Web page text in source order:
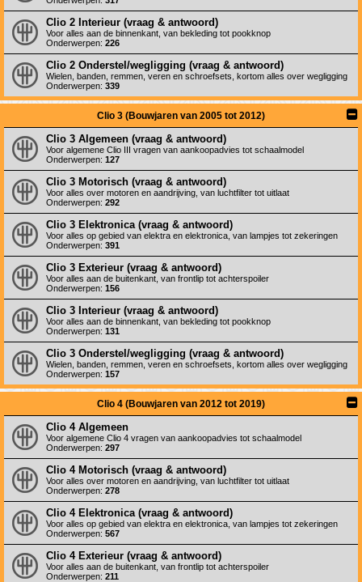
Clio 2 Interieur (vraag & antwoord)
Voor alles aan de binnenkant, van bekleding tot pookknop
Onderwerpen: 226
Clio 2 Onderstel/wegligging (vraag & antwoord)
Wielen, banden, remmen, veren en schroefsets, kortom alles over wegligging
Onderwerpen: 339
Clio 3 (Bouwjaren van 2005 tot 2012)
Clio 3 Algemeen (vraag & antwoord)
Voor algemene Clio III vragen van aankoopadvies tot schaalmodel
Onderwerpen: 127
Clio 3 Motorisch (vraag & antwoord)
Voor alles over motoren en aandrijving, van luchtfilter tot uitlaat
Onderwerpen: 292
Clio 3 Elektronica (vraag & antwoord)
Voor alles op gebied van elektra en elektronica, van lampjes tot zekeringen
Onderwerpen: 391
Clio 3 Exterieur (vraag & antwoord)
Voor alles aan de buitenkant, van frontlip tot achterspoiler
Onderwerpen: 156
Clio 3 Interieur (vraag & antwoord)
Voor alles aan de binnenkant, van bekleding tot pookknop
Onderwerpen: 131
Clio 3 Onderstel/wegligging (vraag & antwoord)
Wielen, banden, remmen, veren en schroefsets, kortom alles over wegligging
Onderwerpen: 157
Clio 4 (Bouwjaren van 2012 tot 2019)
Clio 4 Algemeen
Voor algemene Clio 4 vragen van aankoopadvies tot schaalmodel
Onderwerpen: 297
Clio 4 Motorisch (vraag & antwoord)
Voor alles over motoren en aandrijving, van luchtfilter tot uitlaat
Onderwerpen: 278
Clio 4 Elektronica (vraag & antwoord)
Voor alles op gebied van elektra en elektronica, van lampjes tot zekeringen
Onderwerpen: 567
Clio 4 Exterieur (vraag & antwoord)
Voor alles aan de buitenkant, van frontlip tot achterspoiler
Onderwerpen: 211